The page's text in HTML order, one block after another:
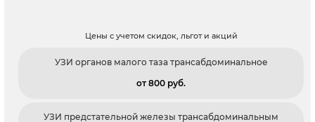
Цены с учетом скидок, льгот и акций
УЗИ органов малого таза трансабдоминальное
от 800 pуб.
УЗИ предстательной железы трансабдоминальным